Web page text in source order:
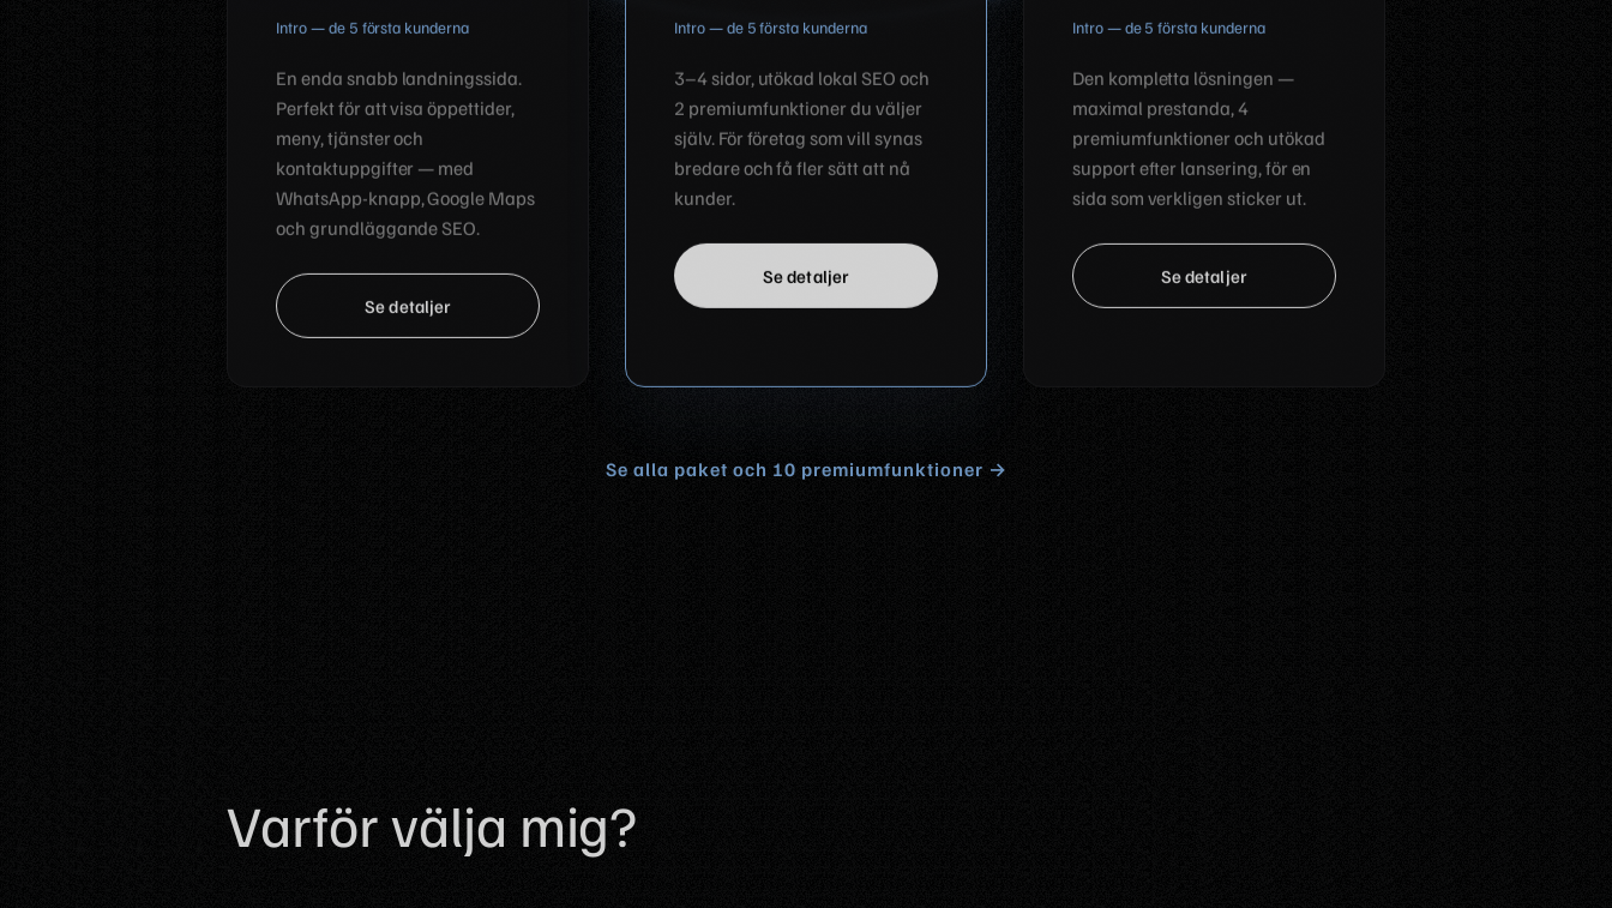
Intro — de 5 första kunderna
En enda snabb landningssida.
Perfekt för att visa öppettider,
meny, tjänster och
kontaktuppgifter — med
WhatsApp-knapp, Google Maps
och grundläggande SEO.
Se detaljer
Intro — de 5 första kunderna
3–4 sidor, utökad lokal SEO och
2 premiumfunktioner du väljer
själv. För företag som vill synas
bredare och få fler sätt att nå
kunder.
Se detaljer
Intro — de 5 första kunderna
Den kompletta lösningen —
maximal prestanda, 4
premiumfunktioner och utökad
support efter lansering, för en
sida som verkligen sticker ut.
Se detaljer
Se alla paket och 10 premiumfunktioner →
Varför välja mig?